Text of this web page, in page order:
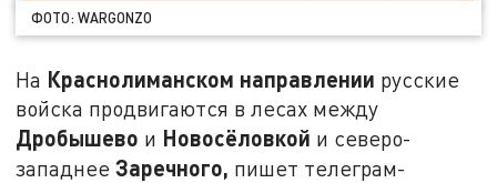
ФОТО: WARGONZO
На Краснолиманском направлении русские
войска продвигаются в лесах между
Дробышево и Новосёловкой и северо-
западнееЗаречного, пишет телеграм-